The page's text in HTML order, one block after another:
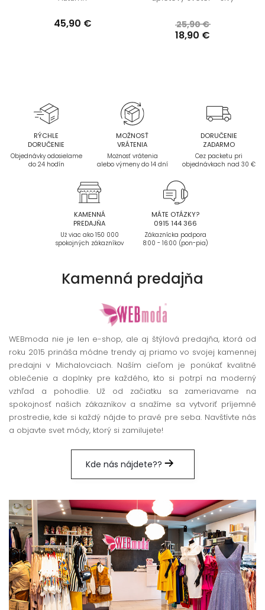
45,90 € 25,90 €
18,90 €
RÝCHLE
DORUČENIE
Objednávky odosielame
do 24 hodín
MOŽNOSŤ
VRÁTENIA
Možnosť vrátenia
alebo výmeny do 14 dní
DORUČENIE
ZADARMO
Cez packetu pri
objednávkach nad 30 €
KAMENNÁ
PREDAJŇA
Už viac ako 150 000
spokojných zákazníkov
MÁTE OTÁZKY?
0915 144 366
Zákaznícka podpora
8:00 - 16:00 (pon-pia)
Kamenná predajňa
WEBmoda nie je len e-shop, ale aj štýlová predajňa, ktorá od
roku 2015 prináša módne trendy aj priamo vo svojej kamennej
predajni v Michalovciach. Naším cieľom je ponúkať kvalitné
oblečenie a doplnky pre každého, kto si potrpí na moderný
vzhľad a pohodlie. Už od začiatku sa zameriavame na
spokojnosť našich zákazníkov a snažíme sa vytvoriť príjemné
prostredie, kde si každý nájde to pravé pre seba. Navštívte nás
a objavte svet módy, ktorý si zamilujete!
Kde nás nájdete??